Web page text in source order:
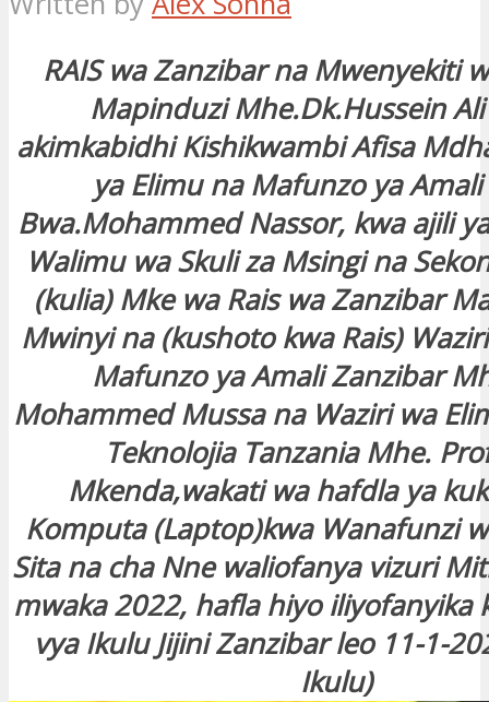
RAIS wa Zanzibar na Mwenyekiti
Mapinduzi Mhe.Dk.Hussein
akimkabidhi Kishikwambi Afisa
ya Elimu na Mafunzo ya
Bwa.Mohammed Nassor, kwa ajili
Walimu wa Skuli za Msingi na
(kulia) Mke wa Rais wa Zanzibar
Mwinyi na (kushoto kwa Rais)
Mafunzo ya Amali Zanzibar
Mohammed Mussa na Waziri wa
Teknolojia Tanzania Mhe.
Mkenda,wakati wa hafdla ya
Komputa (Laptop)kwa Wanafunzi
Sita na cha Nne waliofanya vizuri
mwaka 2022, hafla hiyo iliyofanyika
vya Ikulu Jijini Zanzibar leo 11-1-
Ikulu)